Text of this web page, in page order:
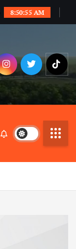
8:50:56 AM